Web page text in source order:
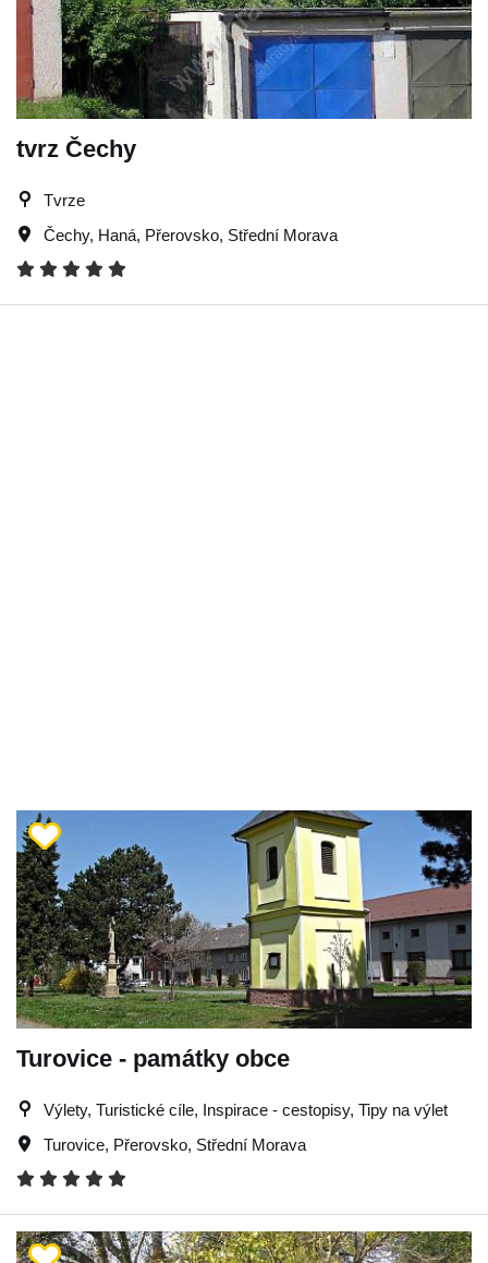
tvrz Čechy
Tvrze
Čechy, Haná, Přerovsko, Střední Morava
Turovice - památky obce
Výlety, Turistické cíle, Inspirace - cestopisy, Tipy na výlet
Turovice, Přerovsko, Střední Morava